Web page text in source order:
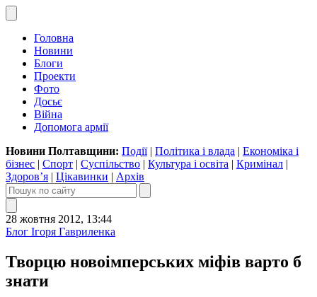
Головна
Новини
Блоги
Проекти
Фото
Досьє
Війна
Допомога армії
Новини Полтавщини: Події| Політика і влада | Економіка і
бізнес | Спорт | Суспільство | Культура і освіта | Кримінал |
Здоров’я | Цікавинки | Архів
28 жовтня 2012, 13:44
Блог Ігоря Гавриленка
Творцю новоімперських міфів варто б
знати